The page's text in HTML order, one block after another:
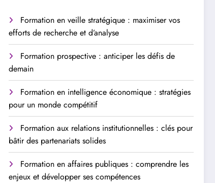
Formation en veille stratégique : maximiser vos
efforts de recherche et d’analyse
Formation prospective : anticiper les défis de
demain
Formation en intelligence économique : stratégies
pour un monde compétitif
Formation aux relations institutionnelles : clés pour
bâtir des partenariats solides
Formation en affaires publiques : comprendre les
enjeux et développer ses compétences